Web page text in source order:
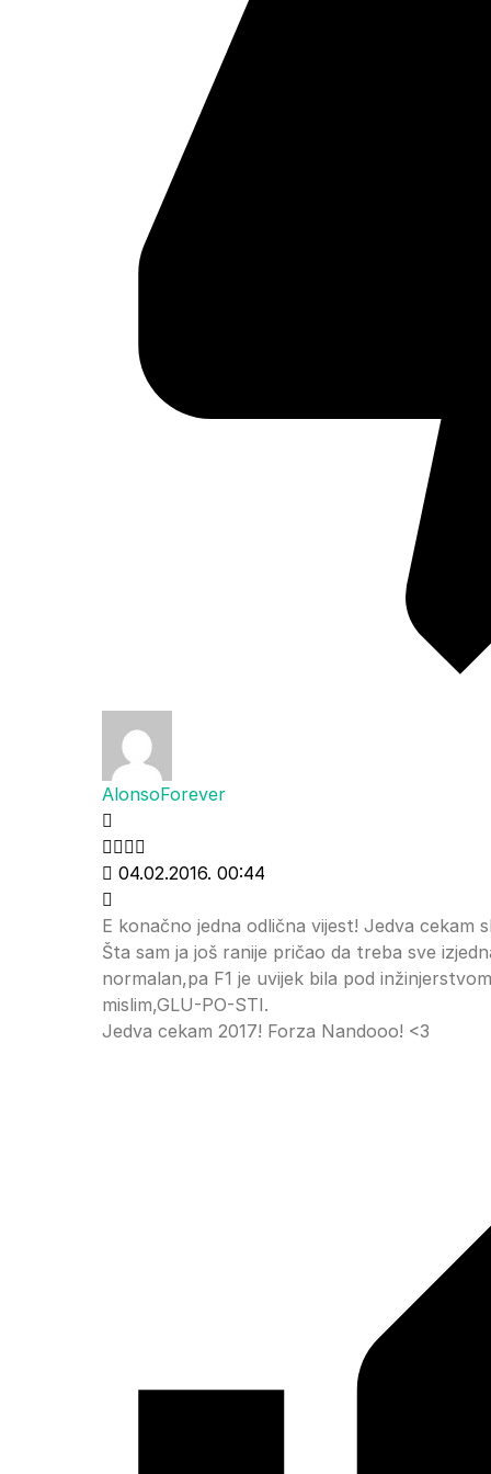
AlonsoForever
04.02.2016. 00:44
E konačno jedna odlična vijest! Jedva cekam
Šta sam ja još ranije pričao da treba sve
normalan,pa F1 je uvijek bila pod
mislim,GLU-PO-STI.
Jedva cekam 2017! Forza Nandooo! <3